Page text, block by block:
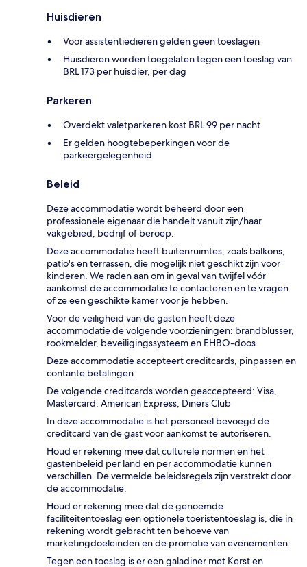
Huisdieren
Voor assistentiedieren gelden geen toeslagen
Huisdieren worden toegelaten tegen een toeslag van
BRL 173 per huisdier, per dag
Parkeren
Overdekt valetparkeren kost BRL 99 per nacht
Er gelden hoogtebeperkingen voor de
parkeergelegenheid
Beleid
Deze accommodatie wordt beheerd door een
professionele eigenaar die handelt vanuit zijn/haar
vakgebied, bedrijf of beroep.
Deze accommodatie heeft buitenruimtes, zoals balkons,
patio's en terrassen, die mogelijk niet geschikt zijn voor
kinderen. We raden aan om in geval van twijfel vóór
aankomst de accommodatie te contacteren en te vragen
of ze een geschikte kamer voor je hebben.
Voor de veiligheid van de gasten heeft deze
accommodatie de volgende voorzieningen: brandblusser,
rookmelder, beveiligingssysteem en EHBO-doos.
Deze accommodatie accepteert creditcards, pinpassen en
contante betalingen.
De volgende creditcards worden geaccepteerd: Visa,
Mastercard, American Express, Diners Club
In deze accommodatie is het personeel bevoegd de
creditcard van de gast voor aankomst te autoriseren.
Houd er rekening mee dat culturele normen en het
gastenbeleid per land en per accommodatie kunnen
verschillen. De vermelde beleidsregels zijn verstrekt door
de accommodatie.
Houd er rekening mee dat de genoemde
faciliteitentoeslag een optionele toeristentoeslag is, die in
rekening wordt gebracht ten behoeve van
marketingdoeleinden en de promotie van evenementen.
Tegen een toeslag is er een galadiner met Kerst en